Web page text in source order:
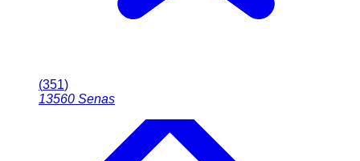
(351)
13560 Senas